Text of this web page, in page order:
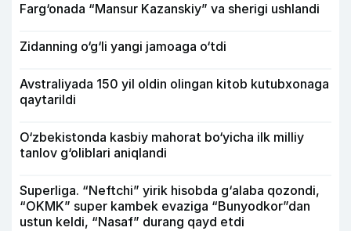
Farg‘onada “Mansur Kazanskiy” va sherigi ushlandi
Zidanning o‘g‘li yangi jamoaga o‘tdi
Avstraliyada 150 yil oldin olingan kitob kutubxonaga
qaytarildi
O‘zbekistonda kasbiy mahorat bo‘yicha ilk milliy
tanlov g‘oliblari aniqlandi
Superliga. “Neftchi” yirik hisobda g‘alaba qozondi,
“OKMK” super kambek evaziga “Bunyodkor”dan
ustun keldi, “Nasaf” durang qayd etdi